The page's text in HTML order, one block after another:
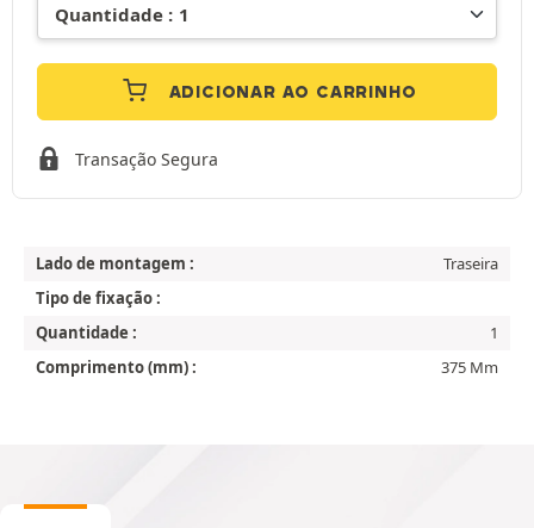
ADICIONAR AO CARRINHO
Transação Segura
Lado de montagem :
Traseira
Tipo de fixação :
Quantidade :
1
Comprimento (mm) :
375 Mm